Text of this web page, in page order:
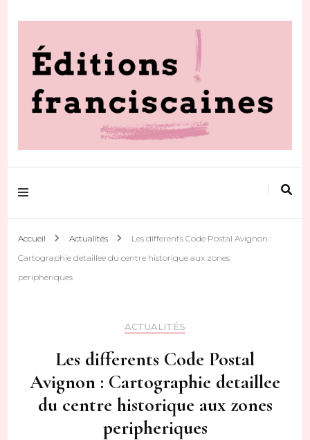
Editions
franciscaines
Votre actualité au quotidien
Accueil Actualités
Les differents Code Postal Avignon :
Cartographie detaillee du centre historique aux zones
peripheriques
ACTUALITÉS
Les differents Code Postal
Avignon : Cartographie detaillee
du centre historique aux zones
peripheriques